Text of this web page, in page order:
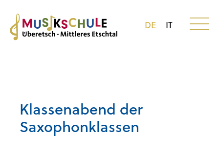
DE IT
Klassenabend der
Saxophonklassen